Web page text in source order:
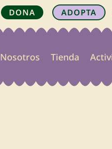
DONA ADOPTA
Nosotros Tienda